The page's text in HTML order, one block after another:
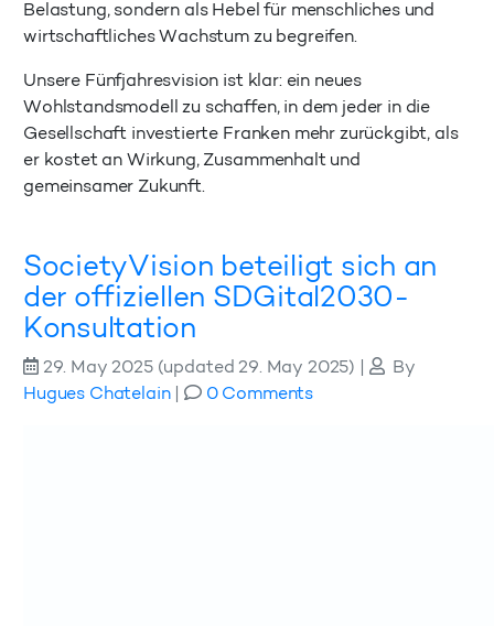
Belastung, sondern als Hebel für menschliches und
wirtschaftliches Wachstum zu begreifen.
Unsere Fünfjahresvision ist klar: ein neues
Wohlstandsmodell zu schaffen, in dem jeder in die
Gesellschaft investierte Franken mehr zurückgibt, als
er kostet an Wirkung, Zusammenhalt und
gemeinsamer Zukunft.
SocietyVision beteiligt sich an
der offiziellen SDGital2030-
Konsultation
29. May 2025 (updated 29. May 2025)
By
Hugues Chatelain| 0 Comments